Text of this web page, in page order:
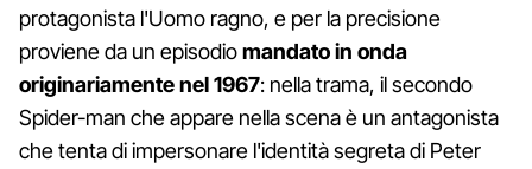
protagonista l'Uomo ragno, e per la precisione
proviene da un episodiomandato in onda
originariamente nel 1967: nella trama, il secondo
Spider-man che appare nella scena è un antagonista
che tenta di impersonare l'identità segreta di Peter